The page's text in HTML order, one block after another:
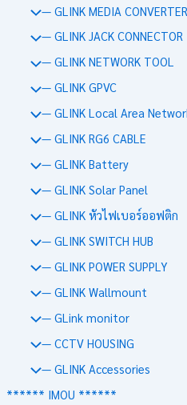
— GLINK MEDIA CONVERTER
— GLINK JACK CONNECTOR
— GLINK NETWORK TOOL
— GLINK GPVC
— GLINK Local Area
— GLINK RG6 CABLE
— GLINK Battery
— GLINK Solar Panel
— GLINK หัวไฟเบอร์ออฟติก
— GLINK SWITCH HUB
— GLINK POWER SUPPLY
— GLINK Wallmount
— GLink monitor
— CCTV HOUSING
— GLINK Accessories
****** IMOU ******